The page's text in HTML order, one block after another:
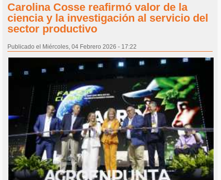
Carolina Cosse reafirmó valor de la
ciencia y la investigación al servicio del
sector productivo
Publicado el Miércoles, 04 Febrero 2026 - 17:22